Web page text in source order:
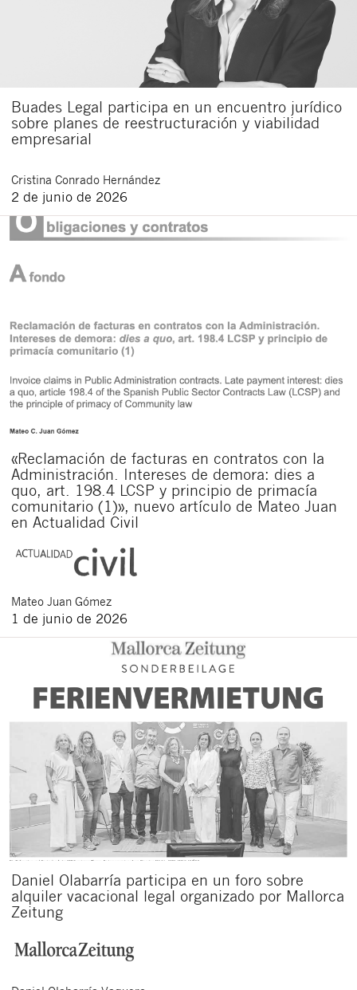
Buades Legal participa en un encuentro jurídico
sobre planes de reestructuración y viabilidad
empresarial
Cristina Conrado Hernández
2 de junio de 2026
«Reclamación de facturas en contratos con la
Administración. Intereses de demora: dies a
quo, art. 198.4 LCSP y principio de primacía
comunitario (1)», nuevo artículo de Mateo Juan
en Actualidad Civil
Mateo Juan Gómez
1 de junio de 2026
Daniel Olabarría participa en un foro sobre
alquiler vacacional legal organizado por Mallorca
Zeitung